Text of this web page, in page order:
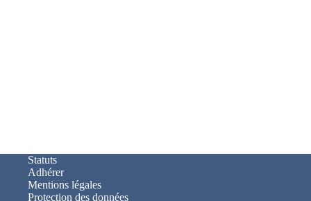
Statuts
Adhérer
Mentions légales
Protection des données